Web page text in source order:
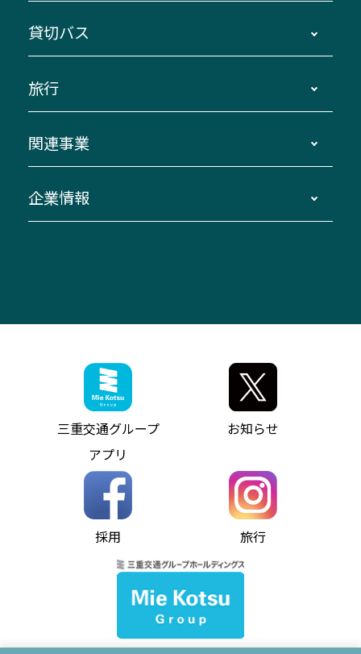
路線バスのご利用方法
三重交通接近情報バスロケーションシステム
ダイヤ改正情報
迂回・休止について
臨時バスについて
伊勢二見鳥羽周遊バスCANばす
「みえブルーライン」（三重大学病院直通バ
神都ライナー
ミジュマルのラッピングバス（鈴鹿管内）
参宮バス
神都バス
パールシャトル
バス情報の見える化
コミュニティバス
バス・タクシー交通広告
異常事態発生時のお願い
南紀・VISON～横浜・東京・埼玉
伊賀～名古屋
南紀～VISON～名古屋
湯の山温泉～名古屋
桑名・長島温泉・金城ふ頭駅～中部国際空港
（休止中）
お客様駐車場のご案内
アイコンの説明
インターネット予約
よくあるご質問
お問い合わせ
貸切バス
貸切バスのご利用について
お問い合わせ
旅行
貸切バス団体旅行
美し国周遊ばす
関連事業
自家用自動車車両運行管理
ザ・バスコレクション三重交通バスセット
三重交通公式グッズ
企業情報
ファンコーナー
お問い合わせ
お知らせ・最新情報一覧
ニュースリリース
お問い合わせ
個人情報保護方針
ソーシャルメディア運用ポリシー
ホームページのご利用にあたって
Notes for Using this Website
三重交通グループ
アプリ
お知らせ
採用 旅行